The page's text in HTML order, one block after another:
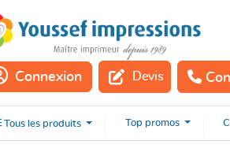
Connexion Devis
Tous lesproduits
Tous les produits Top promos